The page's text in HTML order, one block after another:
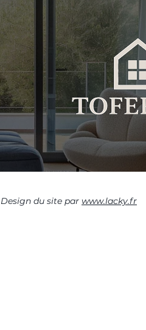
Design du site par www.lacky.fr